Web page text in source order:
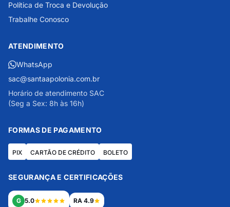
Política de Troca e Devolução
Trabalhe Conosco
ATENDIMENTO
WhatsApp
sac@santaapolonia.com.br
Horário de atendimento SAC
(Seg a Sex: 8h às 16h)
FORMAS DE PAGAMENTO
PIX CARTÃO DE CRÉDITO BOLETO
SEGURANÇA E CERTIFICAÇÕES
G 5.0 RA 4.9